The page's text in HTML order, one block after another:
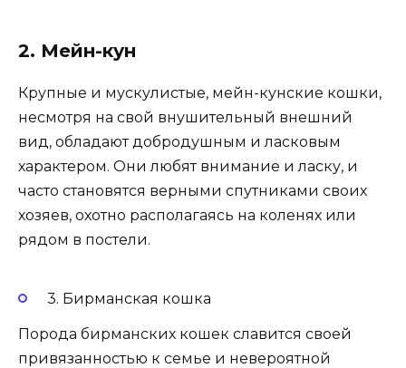
2. Мейн-кун
Крупные и мускулистые, мейн-кунские кошки,
несмотря на свой внушительный внешний
вид, обладают добродушным и ласковым
характером. Они любят внимание и ласку, и
часто становятся верными спутниками своих
хозяев, охотно располагаясь на коленях или
рядом в постели.
3. Бирманская кошка
Порода бирманских кошек славится своей
привязанностью к семье и невероятной